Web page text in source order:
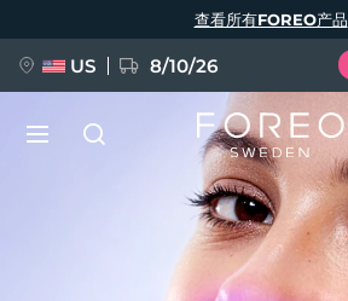
查看所有FOREO产品
US 8/10/26
BREAKING NEWS